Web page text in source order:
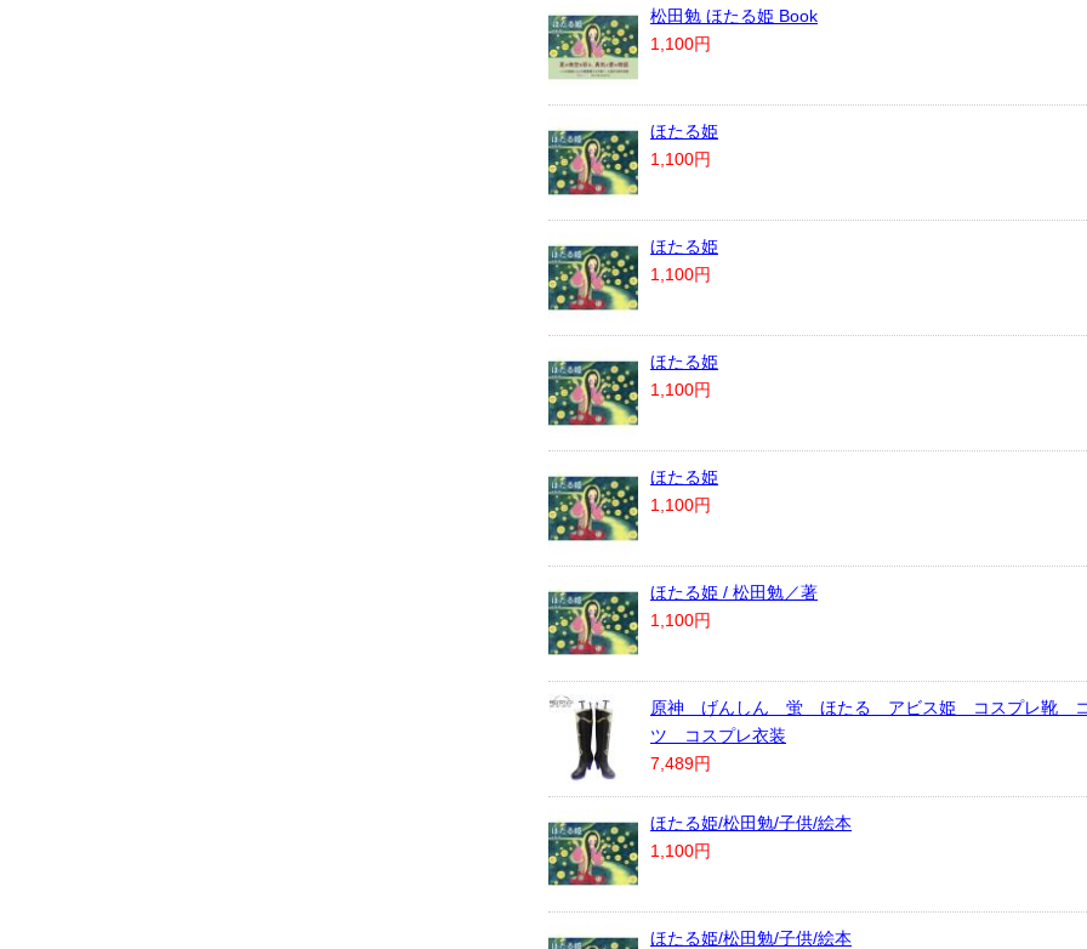
松田勉 ほたる姫 Book
1,100円
ほたる姫
1,100円
ほたる姫
1,100円
ほたる姫
1,100円
ほたる姫
1,100円
ほたる姫 / 松田勉／著
1,100円
原神 げんしん 蛍 ほたる アビス姫 コスプレ靴 コ
ツ コスプレ衣装
7,489円
ほたる姫/松田勉/子供/絵本
1,100円
ほたる姫/松田勉/子供/絵本